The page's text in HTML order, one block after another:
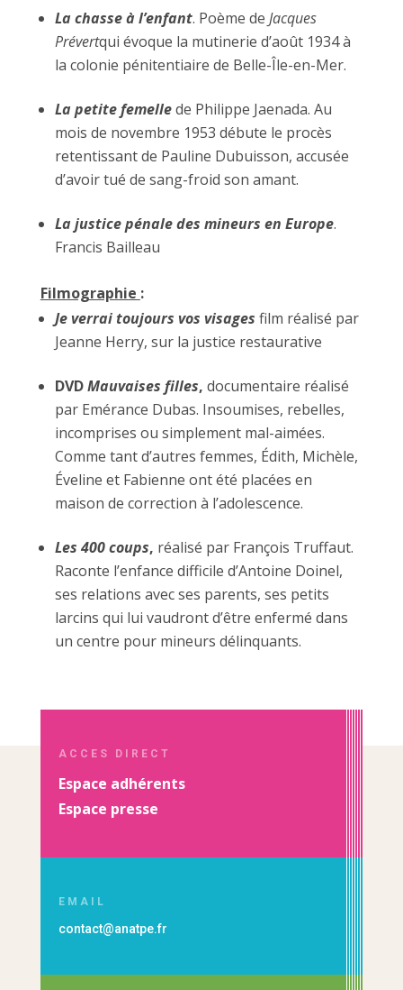
La chasse à l’enfant. Poème de Jacques
Prévertqui évoque la mutinerie d’août 1934 à
la colonie pénitentiaire de Belle-Île-en-Mer.
La petite femellede Philippe Jaenada. Au
mois de novembre 1953 débute le procès
retentissant de Pauline Dubuisson, accusée
d’avoir tué de sang-froid son amant.
La justice pénale des mineurs en Europe.
Francis Bailleau
Filmographie :
Je verrai toujours vos visages film réalisé par
Jeanne Herry, sur la justice restaurative
DVDMauvaises filles, documentaire réalisé
par Emérance Dubas. Insoumises, rebelles,
incomprises ou simplement mal-aimées.
Comme tant d’autres femmes, Édith, Michèle,
Éveline et Fabienne ont été placées en
maison de correction à l’adolescence.
Les 400 coups, réalisé par François Truffaut.
Raconte l’enfance difficile d’Antoine Doinel,
ses relations avec ses parents, ses petits
larcins qui lui vaudront d’être enfermé dans
un centre pour mineurs délinquants.
ACCES DIRECT
Espace adhérents
Espace presse
EMAIL
contact@anatpe.fr